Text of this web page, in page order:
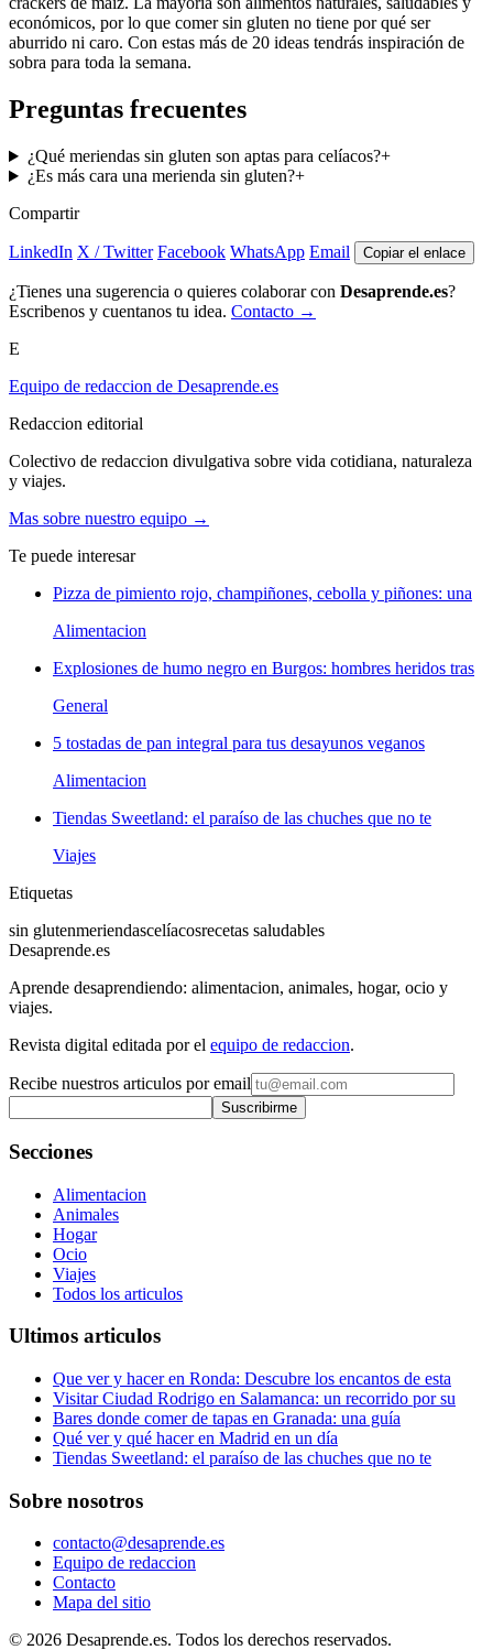
económicos, por lo que comer sin gluten no tiene por qué ser
aburrido ni caro. Con estas más de 20 ideas tendrás inspiración de
sobra para toda la semana.
Preguntas frecuentes
¿Qué meriendas sin gluten son aptas para celíacos?+
¿Es más cara una merienda sin gluten?+
Compartir
LinkedIn X / Twitter Facebook WhatsApp Email Copiar el enlace
¿Tienes una sugerencia o quieres colaborar con Desaprende.es?
Escribenos y cuentanos tu idea. Contacto →
E
Equipo de redaccion de Desaprende.es
Redaccion editorial
Colectivo de redaccion divulgativa sobre vida cotidiana, naturaleza
y viajes.
Mas sobre nuestro equipo →
Te puede interesar
Pizza de pimiento rojo, champiñones, cebolla y piñones: una
Alimentacion
Explosiones de humo negro en Burgos: hombres heridos tras
General
5 tostadas de pan integral para tus desayunos veganos
Alimentacion
Tiendas Sweetland: el paraíso de las chuches que no te
Viajes
Etiquetas
sin glutenmeriendascelíacosrecetas saludables
Desaprende.es
Aprende desaprendiendo: alimentacion, animales, hogar, ocio y
viajes.
Revista digital editada por el equipo de redaccion.
Recibe nuestros articulos por email
Suscribirme
Secciones
Alimentacion
Animales
Hogar
Ocio
Viajes
Todos los articulos
Ultimos articulos
Que ver y hacer en Ronda: Descubre los encantos de esta
Visitar Ciudad Rodrigo en Salamanca: un recorrido por su
Bares donde comer de tapas en Granada: una guía
Qué ver y qué hacer en Madrid en un día
Tiendas Sweetland: el paraíso de las chuches que no te
Sobre nosotros
contacto@desaprende.es
Equipo de redaccion
Contacto
Mapa del sitio
© 2026 Desaprende.es. Todos los derechos reservados.